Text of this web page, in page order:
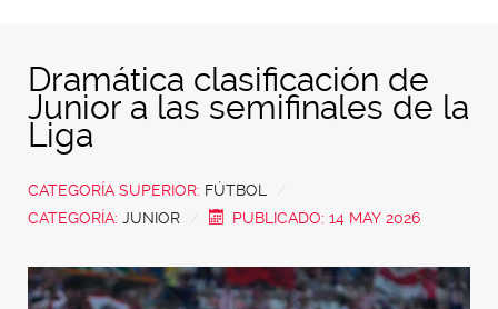
Dramática clasificación de
Junior a las semifinales de la
Liga
CATEGORÍA SUPERIOR: FÚTBOL
CATEGORÍA: JUNIOR PUBLICADO: 14 MAY 2026